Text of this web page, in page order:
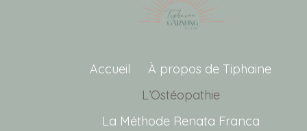
Accueil
À propos de Tiphaine
L’Ostéopathie
La Méthode Renata Franca